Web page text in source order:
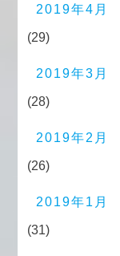
2019年4月
(29)
2019年3月
(28)
2019年2月
(26)
2019年1月
(31)